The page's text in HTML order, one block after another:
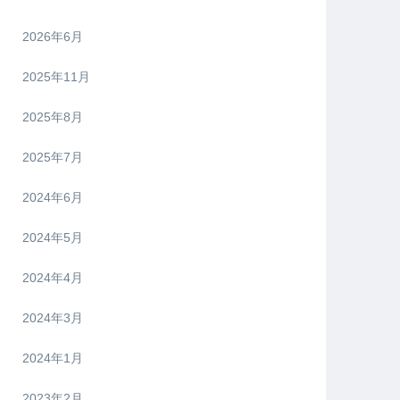
2026年6月
2025年11月
2025年8月
2025年7月
2024年6月
2024年5月
2024年4月
2024年3月
2024年1月